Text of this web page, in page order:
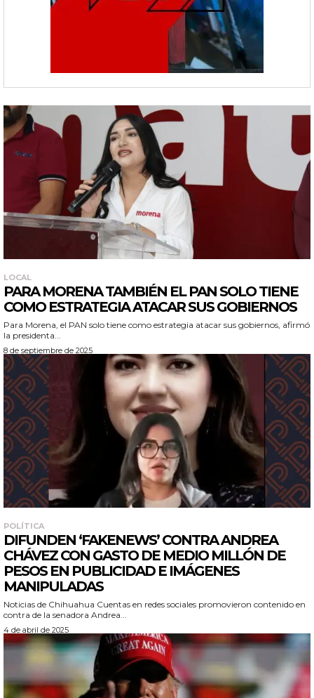
LOCAL
PARA MORENA TAMBIÉN EL PAN SOLO TIENE
COMO ESTRATEGIA ATACAR SUS GOBIERNOS
Para Morena, el PAN solo tiene como estrategia atacar sus gobiernos, afirmó
la presidenta...
8 de septiembre de 2025
POLÍTICA
DIFUNDEN ‘FAKENEWS’ CONTRA ANDREA
CHÁVEZ CON GASTO DE MEDIO MILLÓN DE
PESOS EN PUBLICIDAD E IMÁGENES
MANIPULADAS
Noticias de Chihuahua Cuentas en redes sociales promovieron contenido en
contra de la senadora Andrea...
4 de abril de 2025